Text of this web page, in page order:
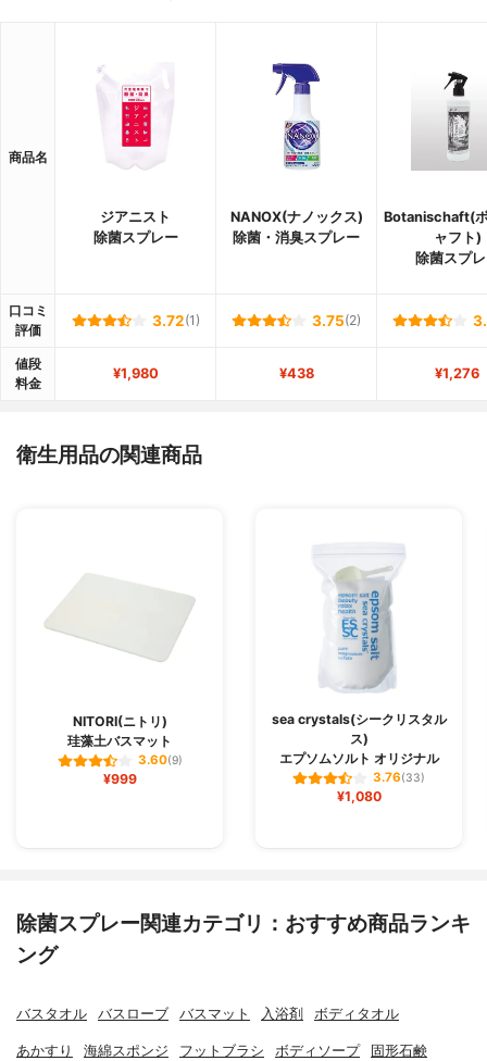
商品名
ジアニスト
除菌スプレー
NANOX(ナノックス)
除菌・消臭スプレー
Botanischaft(
ャフト)
除菌スプ
口コミ
評価
3.72(1) 3.75(2)
値段
料金
¥1,980 ¥438 ¥1,276
衛生用品の関連商品
NITORI(ニトリ)
珪藻土バスマット
3.60(9)
¥999
sea crystals(シークリスタル
ス)
エプソムソルト オリジナル
3.76(33)
¥1,080
除菌スプレー関連カテゴリ：おすすめ商品ランキ
ング
バスタオル バスローブ バスマット 入浴剤 ボディタオル
あかすり 海綿スポンジ フットブラシ ボディソープ 固形石鹸